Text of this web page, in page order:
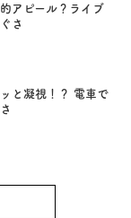
アピール？ライブ
さ
と凝視！？ 電車で